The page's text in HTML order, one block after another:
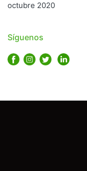
octubre 2020
Síguenos